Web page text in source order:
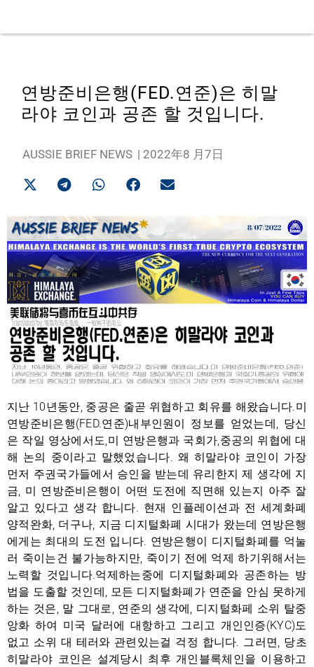
연방준비은행(FED.연준)은 히말
라야 코인과 공존 할 것입니다.
AUSSIE BRIEF NEWS | 2022年8 月7日
지난 10년동안, 중공은 줄곧 위협하고 회유를 해왔습니다.미
연방준비은행(FED.연준)내부인원이 정보를 얻었는데, 당신
은 작일 영상에서도,미 연방은행과 국회가,중공의 위협에 대
해 논의 중이라고 말했었습니다. 왜 히말라야 코인이 가장
먼저 주권국가들에서 승인을 받는데 유리한지 제 생각에 지
금, 미 연방준비은행이 어떤 도전에 직면해 있는지 아주 잘
알고 있다고 생각 합니다. 현재 인플레이션과 전 세계화폐
양적완화, 더구나, 지금 디지털화폐 시대가 왔는데 연방은행
에게는 최대의 도전 입니다. 연방은행이 디지털화폐를 억눌
러 죽이는건 불가능하지만, 죽이기 전에 억제 하기위해서는
노력할 것입니다.억제하는중에 디지털화폐와 공존하는 방
법을 도출할 것인데, 모든 디지털화폐가 연준을 안심 못하게
하는 것은, 말 그대로, 연준의 생각에, 디지털화페 소위 탈중
앙화 하여 미국 달러에 대항하고 그리고 개인인증(KYC)도
없고 소위 대 테러와 관련있는걸 걱정 합니다. 그러면, 당초
히말라야 코인은 설계당시 최후 개인블록체인을 이용하고